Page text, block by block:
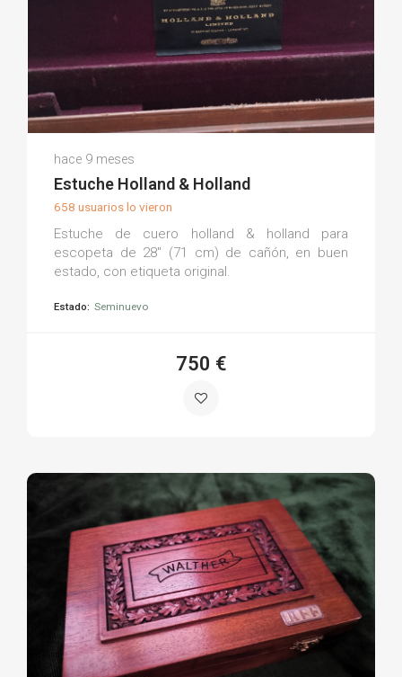
(0)
hace 9 meses
Estuche Holland & Holland
658 usuarios lo vieron
Estuche de cuero holland & holland para
escopeta de 28" (71 cm) de cañón, en buen
estado, con etiqueta original.
Estado: Seminuevo
750 €